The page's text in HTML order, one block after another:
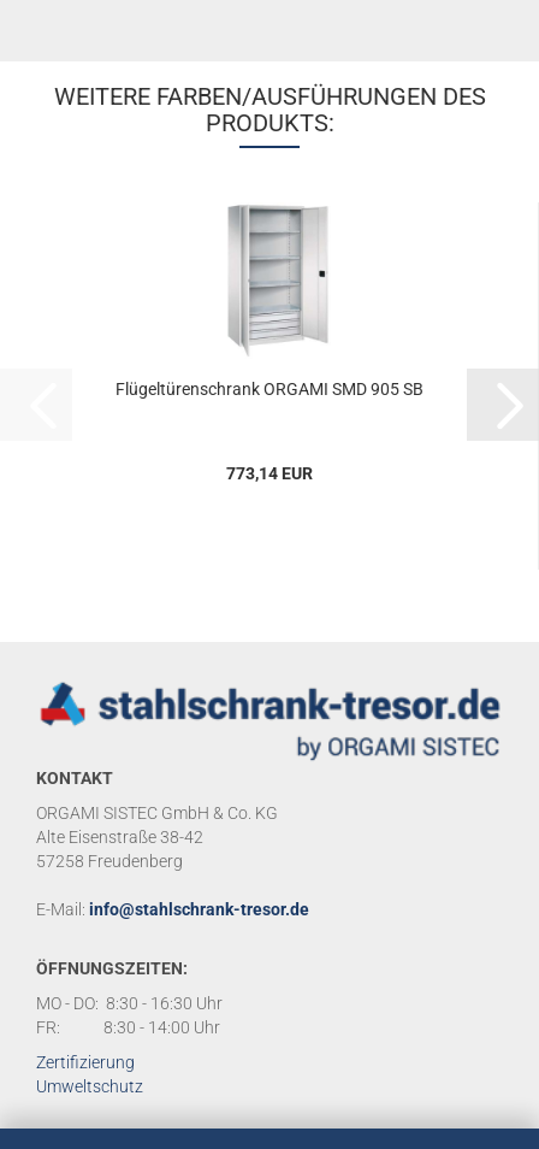
WEITERE FARBEN/AUSFÜHRUNGEN DES
PRODUKTS:
Flü­gel­tü­ren­schrank OR­GA­MI SMD 905 SB
773,14 EUR
KONTAKT
ORGAMI SISTEC GmbH & Co. KG
Alte Eisenstraße 38-42
57258 Freudenberg
E-Mail: info@stahlschrank-tresor.de
ÖFFNUNGSZEITEN:
MO - DO: 8:30 - 16:30 Uhr
FR: 8:30 - 14:00 Uhr
Zertifizierung
Umweltschutz